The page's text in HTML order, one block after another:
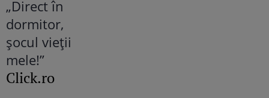
Click.ro